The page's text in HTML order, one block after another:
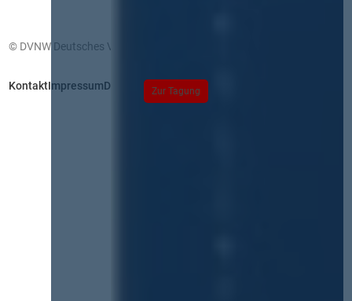
Zur Tagung
© DVNW Deutsches Vergabenetzwerk GmbH
KontaktImpressumDatenschutz